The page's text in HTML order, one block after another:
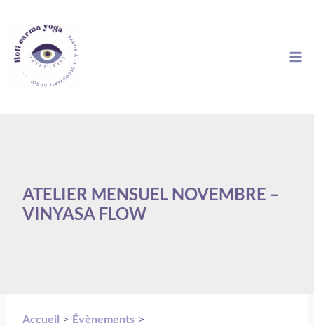
contenu
ATELIER MENSUEL NOVEMBRE –
VINYASA FLOW
Accueil
Évènements